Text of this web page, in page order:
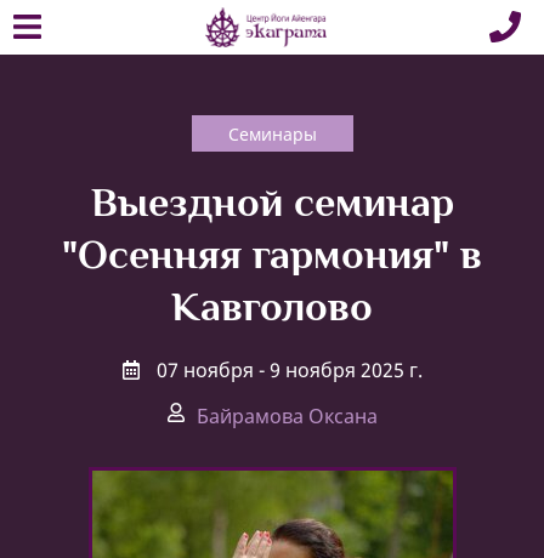
Семинары
Выездной семинар
"Осенняя гармония" в
Кавголово
07 ноября - 9 ноября 2025 г.
Байрамова Оксана